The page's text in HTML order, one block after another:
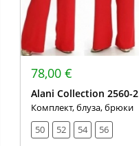
78,00 €
Alani Collection 2560-2
Комплект, блуза, брюки
50
52 54 56